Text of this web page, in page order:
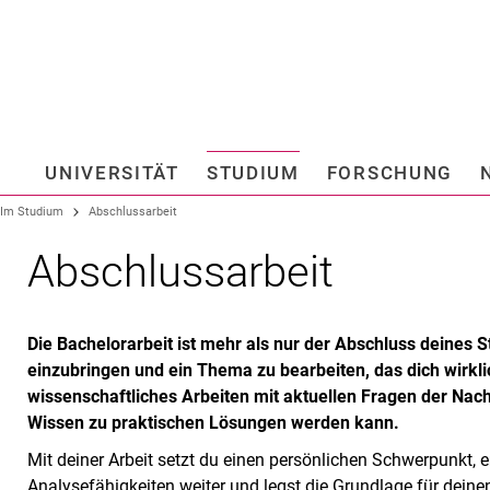
Springe direkt zu:
UNIVERSITÄT STUDIUM FORSCHUNG
Im Studium Abschlussarbeit
Abschlussarbeit
Die Bachelorarbeit ist mehr als nur der Abschluss deines
einzubringen und ein Thema zu bearbeiten, das dich
wissenschaftliches Arbeiten mit aktuellen Fragen der
Wissen zu praktischen Lösungen werden kann.
Mit deiner Arbeit setzt du einen persönlichen Schwerpunkt,